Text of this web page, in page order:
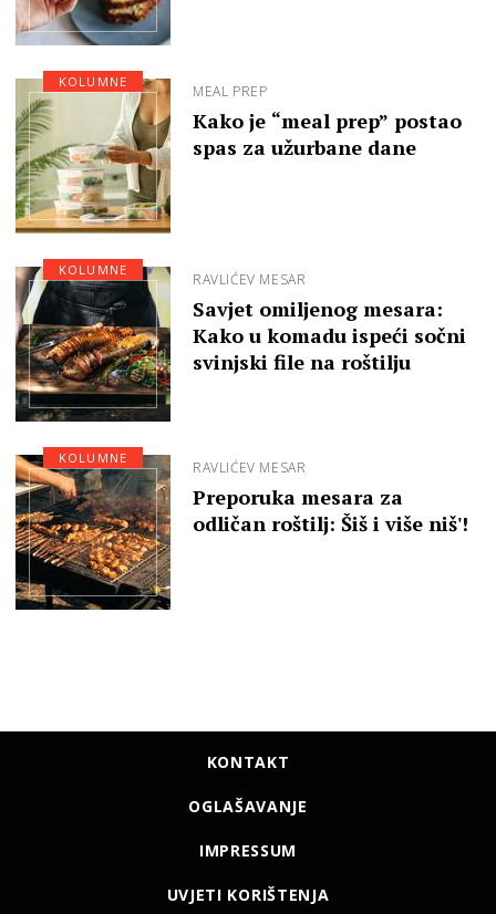
MEAL PREP
Kako je “meal prep” postao
spas za užurbane dane
KOLUMNE
RAVLIĆEV MESAR
Savjet omiljenog mesara:
Kako u komadu ispeći sočni
svinjski file na roštilju
KOLUMNE
RAVLIĆEV MESAR
Preporuka mesara za
odličan roštilj: Šiš i više niš'!
KOLUMNE
KONTAKT
OGLAŠAVANJE
IMPRESSUM
UVJETI KORIŠTENJA